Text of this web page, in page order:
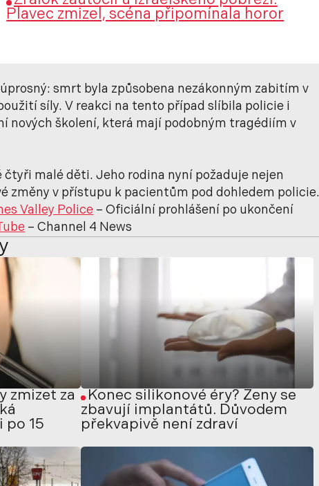
Plavec zmizel, scéna připomínala horor
smrt byla způsobena nezákonným zabitím v
síly. V reakci na tento případ slíbila policie i
nových školení, která mají podobným tragédiím v
čtyři malé děti. Jeho rodina nyní požaduje nejen
změny v přístupu k pacientům pod dohledem policie.
Valley Police – Oficiální prohlášení po ukončení
– Channel 4 News
zmizet za
po 15
Konec silikonové éry? Ženy se
zbavují implantátů. Důvodem
překvapivě není zdraví